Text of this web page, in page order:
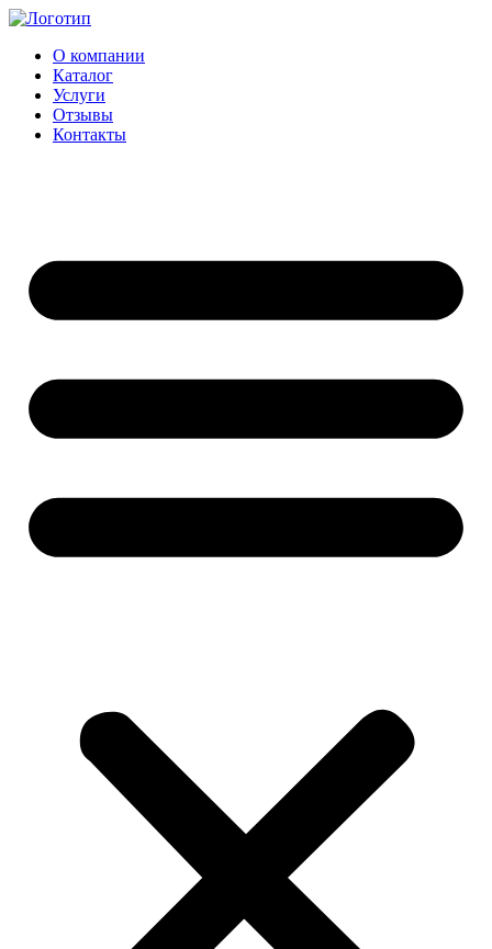
Перейти
содержимому
О компании
Каталог
Услуги
Отзывы
Контакты